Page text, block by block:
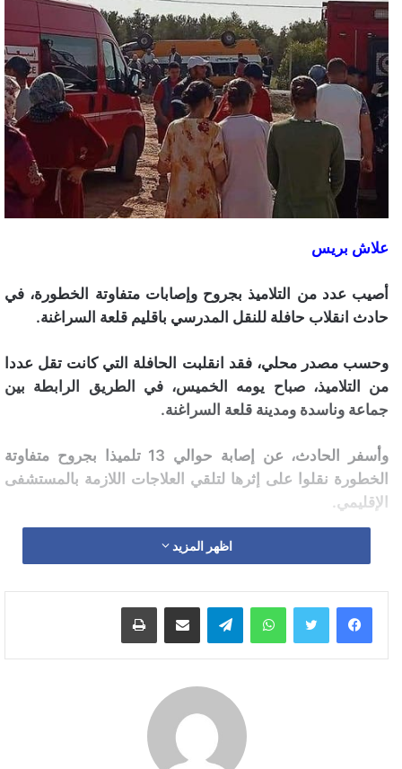
علاش بريس
أصيب عدد من التلاميذ بجروح وإصابات متفاوتة الخطورة، في
حادث انقلاب حافلة للنقل المدرسي باقليم قلعة السراغنة.
وحسب مصدر محلي، فقد انقلبت الحافلة التي كانت تقل عددا
من التلاميذ، صباح يومه الخميس، في الطريق الرابطة بين
جماعة وناسدة ومدينة قلعة السراغنة.
وأسفر الحادث، عن إصابة حوالي 13 تلميذا بجروح متفاوتة
الخطورة نقلوا على إثرها لتلقي العلاجات اللازمة بالمستشفى
الإقليمي.
اظهر المزيد
واتساب تيلقرام مشاركة عبر البريد طباعة